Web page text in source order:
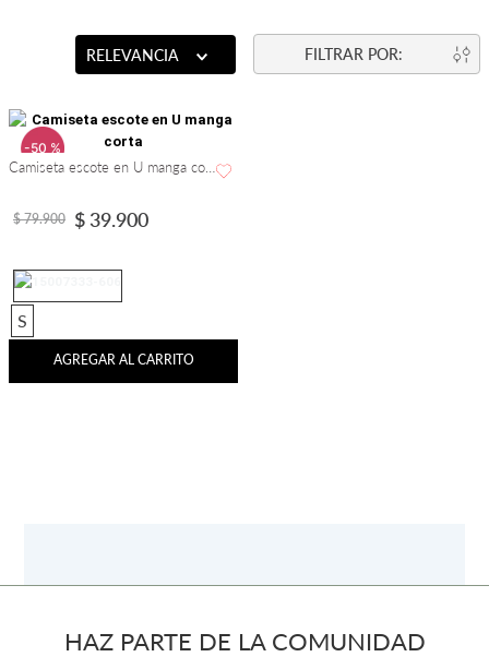
RELEVANCIA
-50 %
$ 79.900 $ 39.900
S
AGREGAR AL CARRITO
HAZ PARTE DE LA COMUNIDAD